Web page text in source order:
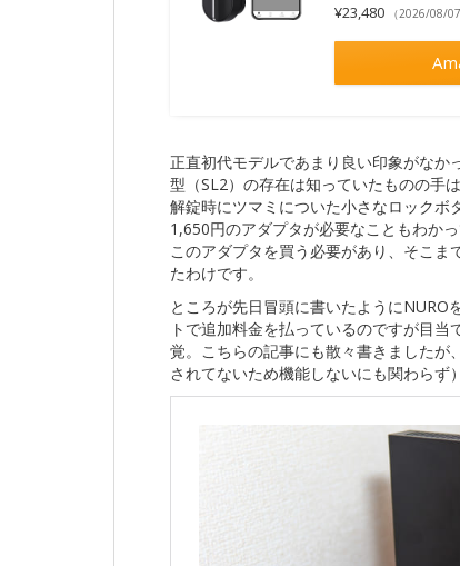
¥23,480 （2026/08/
正直初代モデルであまり良い印象がなか
型（SL2）の存在は知っていたものの手
解錠時にツマミについた小さなロック
1,650円のアダプタが必要なこともわか
このアダプタを買う必要があり、そこ
たわけです。
ところが先日冒頭に書いたようにNURO
トで追加料金を払っているのですが目
覚。こちらの記事にも散々書きました
されてないため機能しないにも関わらず